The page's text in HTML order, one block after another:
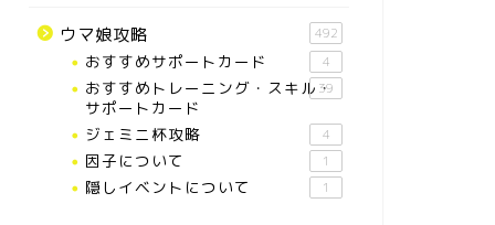
ウマ娘攻略 492
おすすめサポートカード 4
おすすめトレーニング・スキル・
サポートカード
39
ジェミニ杯攻略 4
因子について 1
隠しイベントについて 1